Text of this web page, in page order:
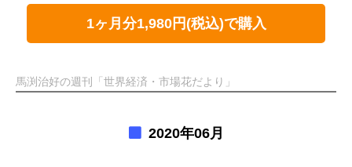
1ヶ月分1,980円(税込)で購入
馬渕治好の週刊「世界経済・市場花だより」
2020年06月